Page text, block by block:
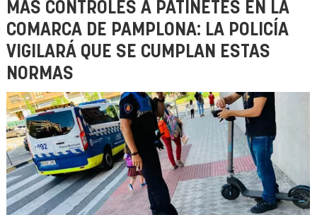
MÁS CONTROLES A PATINETES EN LA
COMARCA DE PAMPLONA: LA POLICÍA
VIGILARÁ QUE SE CUMPLAN ESTAS
NORMAS